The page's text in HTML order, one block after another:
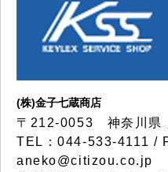
(株)金子七蔵商店
〒212-0053 神奈川県
TEL：044-533-4111 /
aneko@citizou.co.jp